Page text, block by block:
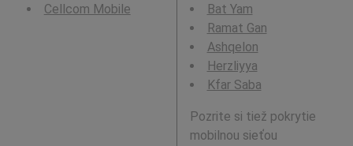
Cellcom Mobile
Bat Yam
Ramat Gan
Ashqelon
Herzliyya
Kfar Saba
Pozrite si tiež pokrytie
mobilnou sieťou